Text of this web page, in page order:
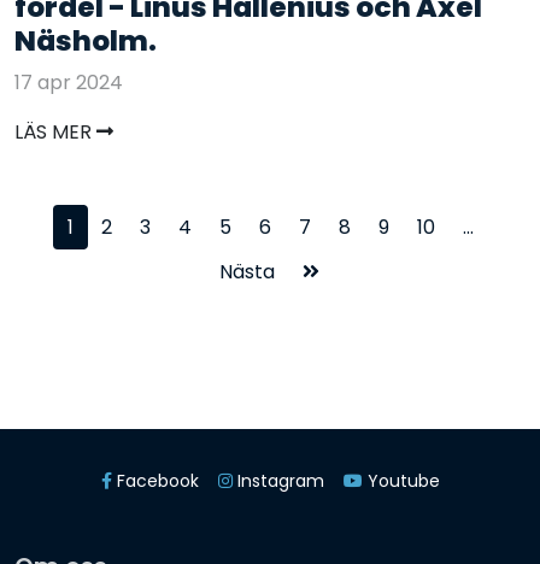
Näsholm.
17 apr 2024
LÄS MER
1 2 3 4 5 6 7 8 9 10
...
Nästa
Facebook Instagram Youtube